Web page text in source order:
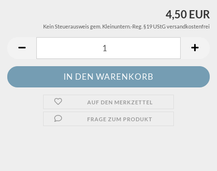
4,50 EUR
Kein Steuerausweis gem. Kleinuntern.-Reg. §19 UStG versandkostenfrei
AUF DEN MERKZETTEL
FRAGE ZUM PRODUKT